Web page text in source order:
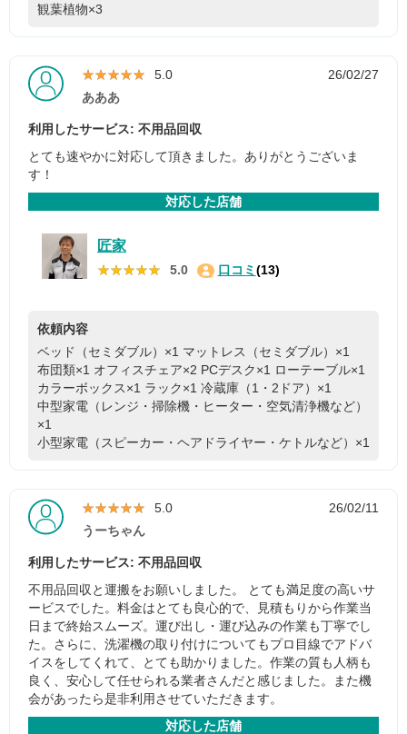
観葉植物×3
★★★★★
★★★★★ 5.0
26/02/27
あああ
利用したサービス: 不用品回収
とても速やかに対応して頂きました。ありがとうございま
す！
対応した店舗
匠家
★★★★★
★★★★★ 5.0 口コミ (13)
依頼内容
ベッド（セミダブル）×1 マットレス（セミダブル）×1
布団類×1 オフィスチェア×2 PCデスク×1 ローテーブル×1
カラーボックス×1 ラック×1 冷蔵庫（1・2ドア）×1
中型家電（レンジ・掃除機・ヒーター・空気清浄機など）
×1
小型家電（スピーカー・ヘアドライヤー・ケトルなど）×1
★★★★★
★★★★★ 5.0
26/02/11
うーちゃん
利用したサービス: 不用品回収
不用品回収と運搬をお願いしました。 とても満足度の高いサ
ービスでした。料金はとても良心的で、見積もりから作業当
日まで終始スムーズ。運び出し・運び込みの作業も丁寧でし
た。さらに、洗濯機の取り付けについてもプロ目線でアドバ
イスをしてくれて、とても助かりました。作業の質も人柄も
良く、安心して任せられる業者さんだと感じました。また機
会があったら是非利用させていただきます。
対応した店舗